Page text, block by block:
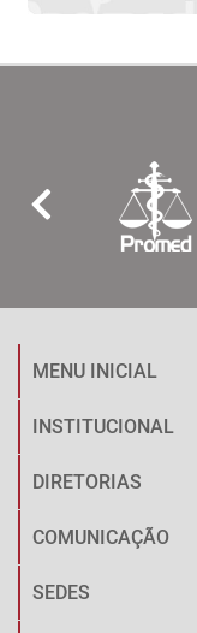
MENU INICIAL
INSTITUCIONAL
DIRETORIAS
COMUNICAÇÃO
SEDES